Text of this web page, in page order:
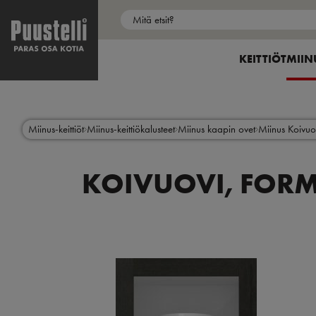
Puustelli Store
SHOW
KEITTIÖT
Miinus-keittiöt Miinus-keittiökalusteet Miinus kaapin ovet Miinus
KOIVUOVI,